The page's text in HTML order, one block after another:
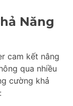
Năng
cam kết nâng
qua nhiều
cường khả